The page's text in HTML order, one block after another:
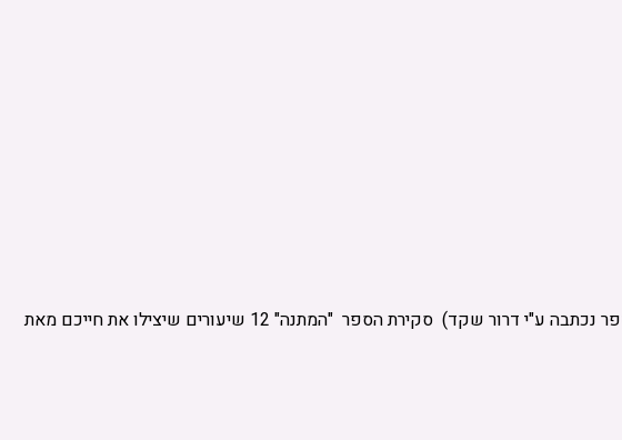
"חופש הוא מנהג לכל החיים" מהם בתי הכלא הנפשיים האוניברסליים של כולנו, ומהם המפתחות לשחרור מהם? (סקירת הספר נכתבה ע"י דרור שקד) סקירת הספר "המתנה" 12 שיעורים שיצילו את חייכם מאת